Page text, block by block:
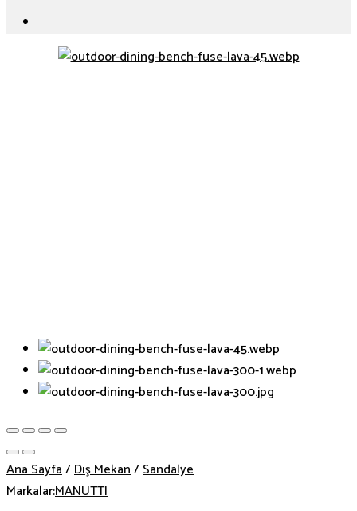
Ana Sayfa/Dış Mekan/Sandalye
Markalar:MANUTTI